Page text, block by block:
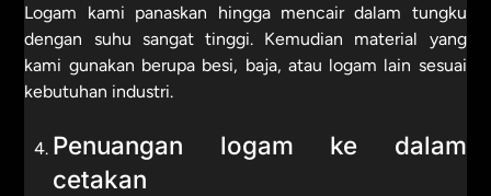
Logam kami panaskan hingga mencair dalam tungku
dengan suhu sangat tinggi. Kemudian material yang
kami gunakan berupa besi, baja, atau logam lain sesuai
kebutuhan industri.
Penuangan logam ke dalam
cetakan